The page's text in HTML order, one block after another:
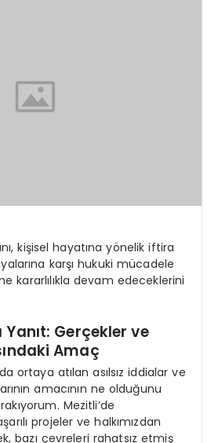
kişisel hayatına yönelik iftira
karşı hukuki mücadele
kararlılıkla devam edeceklerini
Yanıt: Gerçekler ve
Amaç
ortaya atılan asılsız iddialar ve
amacının ne olduğunu
Mezitli’de
projeler ve halkımızdan
bazı çevreleri rahatsız etmiş